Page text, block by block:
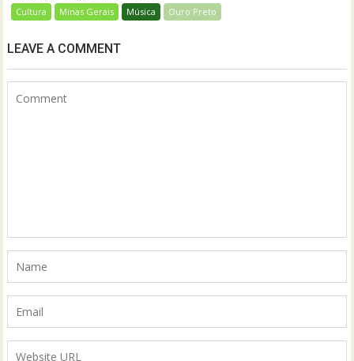
Cultura Minas Gerais Música Ouro Preto
LEAVE A COMMENT